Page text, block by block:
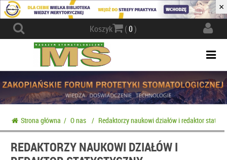
×
Koszyk (0)
Strona główna / O nas / Redaktorzy naukowi działów i redaktor
REDAKTORZY NAUKOWI DZIAŁÓW I